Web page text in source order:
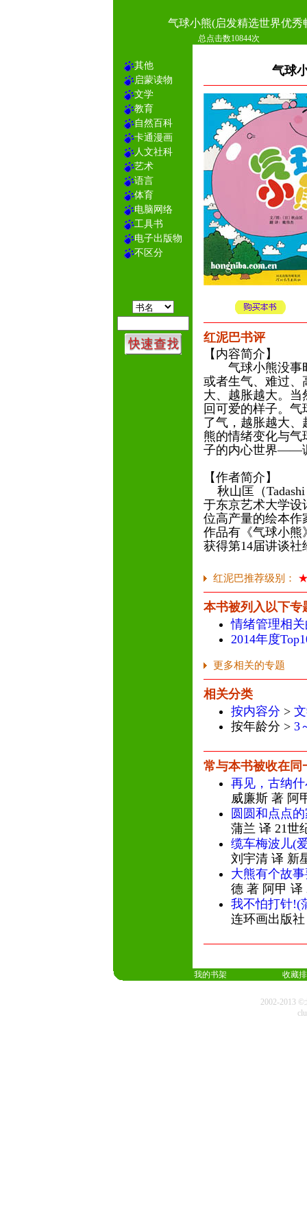
气球小熊(启发精选世界优秀
总点击数10844次
其他
启蒙读物
文学
教育
自然百科
卡通漫画
人文社科
艺术
语言
体育
电脑网络
工具书
电子出版物
不区分
气球
红泥巴书评
【内容简介】
气球小熊没事时
或者生气、难过、
大、越胀越大。
回可爱的样子。
了气，越胀越大
熊的情绪变化与
子的内心世界——
【作者简介】
秋山匡（Tadashi
于东京艺术大学设
位高产量的绘本作
作品有《气球小熊
获得第14届讲谈社
红泥巴推荐级别：
本书被列入以下专
情绪管理相
2014年度
更多相关的专题
相关分类
按内容分 >
按年龄分 > 3
常与本书被收在同
再见，古纳
威廉斯 著 阿
圆圆和点点
蒲兰 译 21世
缆车梅波儿(
刘宇清 译 新
大熊有个故
德 著 阿甲 译
我不怕打针!(
连环画出版
我的书架 收藏
2002-2013